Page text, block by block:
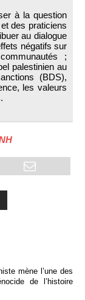
à la question
des praticiens
au dialogue
négatifs sur
;
palestinien au
(BDS),
les valeurs
mène l’une des
de l’histoire